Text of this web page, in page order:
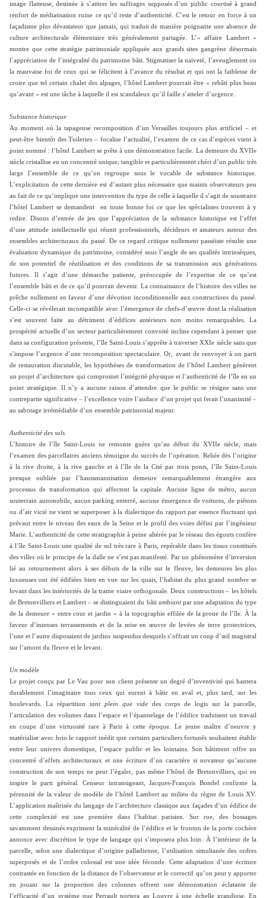
image flatteuse, destinée à s’attirer les suffrages supposés d’un public courtisé à grand
renfort de médiatisation ruine ce qu’il reste d’authenticité. C’est le retour en force à un
façadisme plus dévastateur que jamais, qui traduit de manière poignante une absence de
culture architecturale élémentaire très généralement partagée. L’« affaire Lambert »
montre que cette stratégie patrimoniale appliquée aux grands sites gangrène désormais
l’appréciation de l’intégralité du patrimoine bâti. Stigmatiser la naïveté, l’aveuglement ou
la mauvaise foi de ceux qui se félicitent à l’avance du résultat et qui ont la faiblesse de
croire que tel certain chalet des alpages, l’hôtel Lambert pourrait être « rebâti plus beau
qu’avant » est une tâche à laquelle il est scandaleux qu’il faille s’atteler d’urgence.
Substance historique
Au moment où la tapageuse recomposition d’un Versailles toujours plus artificiel – et
peut-être bientôt des Tuileries – focalise l’actualité, l’examen de ce cas d’espèces vient à
point nommé : l’hôtel Lambert se prête à une démonstration facile. La demeure du XVIIe
siècle cristallise en un concentré unique, tangible et particulièrement chéri d’un public très
large l’ensemble de ce qu’on regroupe sous le vocable de substance historique.
L’explicitation de cette dernière est d’autant plus nécessaire que maints observateurs peu
au fait de ce qu’implique une intervention du type de celle à laquelle il s’agit de soustraire
l’hôtel Lambert se demandent
en toute bonne foi ce que les spécialistes trouvent à y
redire. Disons d’entrée de jeu que l’appréciation de la substance historique est l’effet
d’une attitude intellectuelle qui réunit professionnels, décideurs et amateurs autour des
ensembles architecturaux du passé. De ce regard critique nullement passéiste résulte une
évaluation dynamique du patrimoine, considéré sous l’angle de ses qualités intrinsèques,
de son potentiel de réutilisation et des conditions de sa transmission aux générations
futures. Il s’agit d’une démarche patiente, préoccupée de l’expertise de ce qu’est
l’ensemble bâti et de ce qu’il pourrait devenir. La connaissance de l’histoire des villes ne
prêche nullement en faveur d’une dévotion inconditionnelle aux constructions du passé.
Celle-ci se révélerait incompatible avec l’émergence de chefs-d’œuvre dont la réalisation
s’est souvent faite au détriment d’édifices antérieurs non moins remarquables. La
prospérité actuelle d’un secteur particulièrement convoité incline cependant à penser que
dans sa configuration présente, l’île Saint-Louis s’apprête à traverser XXIe siècle sans que
s’impose l’urgence d’une recomposition spectaculaire. Or, avant de renvoyer à un parti
de restauration discutable, les hypothèses de transformation de l’hôtel Lambert génèrent
un projet d’architecture qui compromet l’intégrité physique et l’authenticité de l’île en un
point stratégique. Il n’y a aucune raison d’attendre que le public se résigne sans une
contrepartie significative – l’excellence voire l’audace d’un projet qui ferait l’unanimité –
au sabotage irrémédiable d’un ensemble patrimonial majeur.
Authenticité des sols
L’histoire de l’île Saint-Louis ne remonte guère qu’au début du XVIIe siècle, mais
l’examen des parcellaires anciens témoigne du succès de l’opération. Reliée dès l’origine
à la rive droite, à la rive gauche et à l’île de la Cité par trois ponts, l’île Saint-Louis
presque oubliée par l’haussmannisation demeure remarquablement étrangère aux
processus de transformation qui affectent la capitale. Aucune ligne de métro, aucun
souterrain automobile, aucun parking enterré, aucune émergence de voitures, de piétons
ou d’air vicié ne vient se superposer à la dialectique du rapport par essence fluctuant qui
prévaut entre le niveau des eaux de la Seine et le profil des voies défini par l’ingénieur
Marie. L’authenticité de cette stratigraphie à peine altérée par le réseau des égouts confère
à l’île Saint-Louis une qualité de sol très rare à Paris, repérable dans les tissus constitués
des villes où le principe de la dalle ne s’est pas manifesté. Par un phénomène d’inversion
lié au retournement alors à ses débuts de la ville sur le fleuve, les demeures les plus
luxueuses ont été édifiées bien en vue sur les quais, l’habitat du plus grand nombre se
lovant dans les intériorités de la trame viaire orthogonale. Deux constructions – les hôtels
de Bretonvilliers et Lambert – se distinguaient du bâti ambiantpar une adaptation du type
de la demeure « entre cour et jardin » à la topographie effilée de la proue de l’île. À la
faveur d’intenses terrassements et de la mise en œuvre de levées de terre protectrices,
l’une et l’autre disposaient de jardins suspendus desquels s’offrait un coup d’œil magistral
sur l’amont du fleuve et le levant.
Un modèle
Le projet conçu par Le Vau pour son client présente un degré d’inventivité qui hantera
durablement l’imaginaire tous ceux qui eurent à bâtir en aval et, plus tard, sur les
boulevards. La répartition tant plein que vide des corps de logis sur la parcelle,
l’articulation des volumes dans l’espace et l’épannelage de l’édifice traduisent un travail
en coupe d’une virtuosité rare à Paris à cette époque. Le jeune maître d’oeuvre y
matérialise avec brio le rapport inédit que certains particuliers fortunés souhaitent établir
entre leur univers domestique, l’espace public et les lointains. Son bâtiment offre un
concentré d’effets architecturaux et une écriture d’un caractère si novateur qu’aucune
construction de son temps ne peut l’égaler, pas même l’hôtel de Bretonvilliers, qui en
inspire le parti général. Censeur intransigeant, Jacques-François Bondel confirme la
pérennité de la valeur de modèle de l’hôtel Lambert au milieu du règne de Louis XV.
L’application maîtrisée du langage de l’architecture classique aux façades d’un édifice de
cette complexité est une première dans l’habitat parisien. Sur rue, des bossages
savamment dessinés expriment la minéralité de l’édifice et le fronton de la porte cochère
annonce avec discrétion le type de langage qui s’imposera plus loin. À l’intérieur de la
parcelle, selon une dialectique d’origine palladienne, l’utilisation simultanée des ordres
superposés et de l’ordre colossal est une idée féconde. Cette adaptation d’une écriture
contrastée en fonction de la distance de l’observateur et le correctif qu’on peut y apporter
en jouant sur la proportion des colonnes offrent une démonstration éclatante de
l’efficacité d’un système que Perrault portera au Louvre à une échelle grandiose. En